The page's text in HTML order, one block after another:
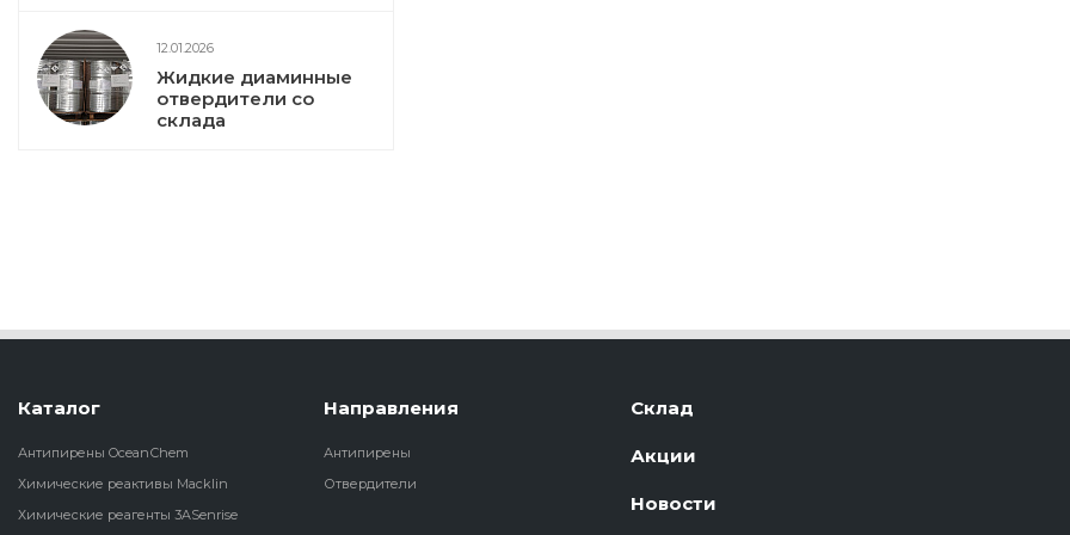
12.01.2026
Жидкие диаминные
отвердители со
склада
Каталог
Антипирены OceanСhem
Химические реактивы Macklin
Химические реагенты 3ASenrise
Направления
Антипирены
Отвердители
Склад
Акции
Новости